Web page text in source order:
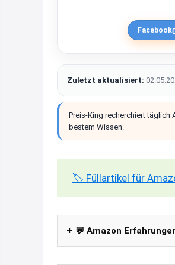
Facebook
Zuletzt aktualisiert:
Preis-King recherchiert täglich
bestem Wissen.
🏷️ Füllartikel für
💬 Amazon